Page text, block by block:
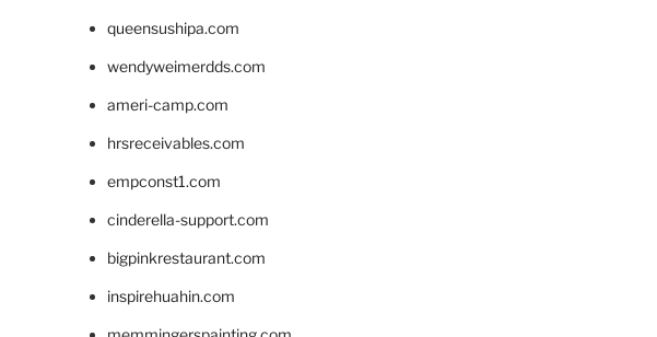
queensushipa.com
wendyweimerdds.com
ameri-camp.com
hrsreceivables.com
empconst1.com
cinderella-support.com
bigpinkrestaurant.com
inspirehuahin.com